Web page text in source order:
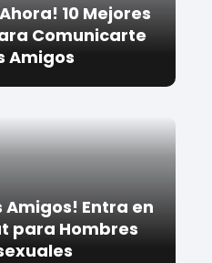
10 Mejores
Comunicarte
Amigos
Amigos! Entra en
para Hombres